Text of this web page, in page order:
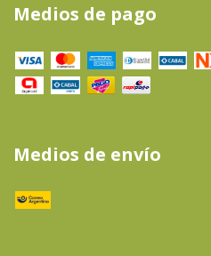
Medios de pago
Medios de envío